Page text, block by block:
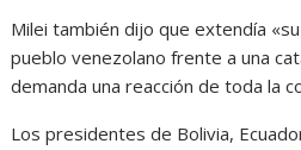
Milei también dijo que extendía
pueblo venezolano frente a una
demanda una reacción de toda la
Los presidentes de Bolivia,